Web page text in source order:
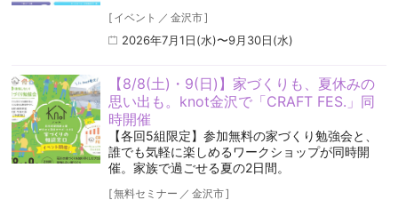
[ イベント ／ 金沢市]
2026年7月1日(水)〜9月30日(水)
【8/8(土)・9(日)】家づくりも、夏休みの
思い出も。knot金沢で「CRAFT FES.」同
時開催
【各回5組限定】参加無料の家づくり勉強会と、
誰でも気軽に楽しめるワークショップが同時開
催。家族で過ごせる夏の2日間。
[無料セミナー ／ 金沢市]